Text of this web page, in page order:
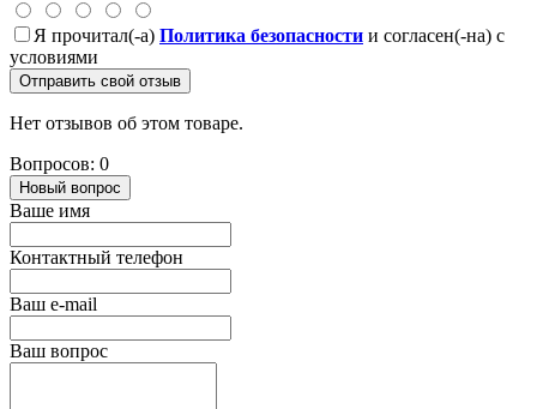
Я прочитал(-а) Политика безопасности и согласен(-на) с
условиями
Отправить свой отзыв
Нет отзывов об этом товаре.
Вопросов: 0
Новый вопрос
Ваше имя
Контактный телефон
Ваш e-mail
Ваш вопрос